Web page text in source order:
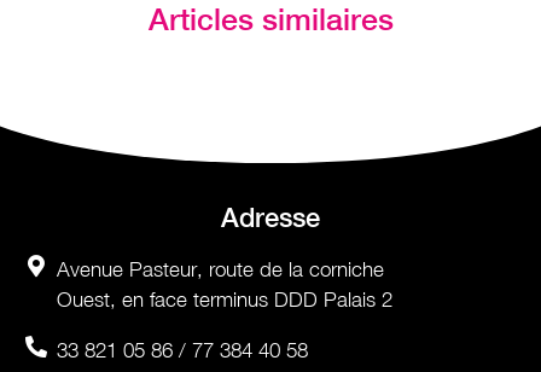
Articles similaires
Adresse
Avenue Pasteur, route de la corniche
Ouest, en face terminus DDD Palais 2
33 821 05 86 / 77 384 40 58